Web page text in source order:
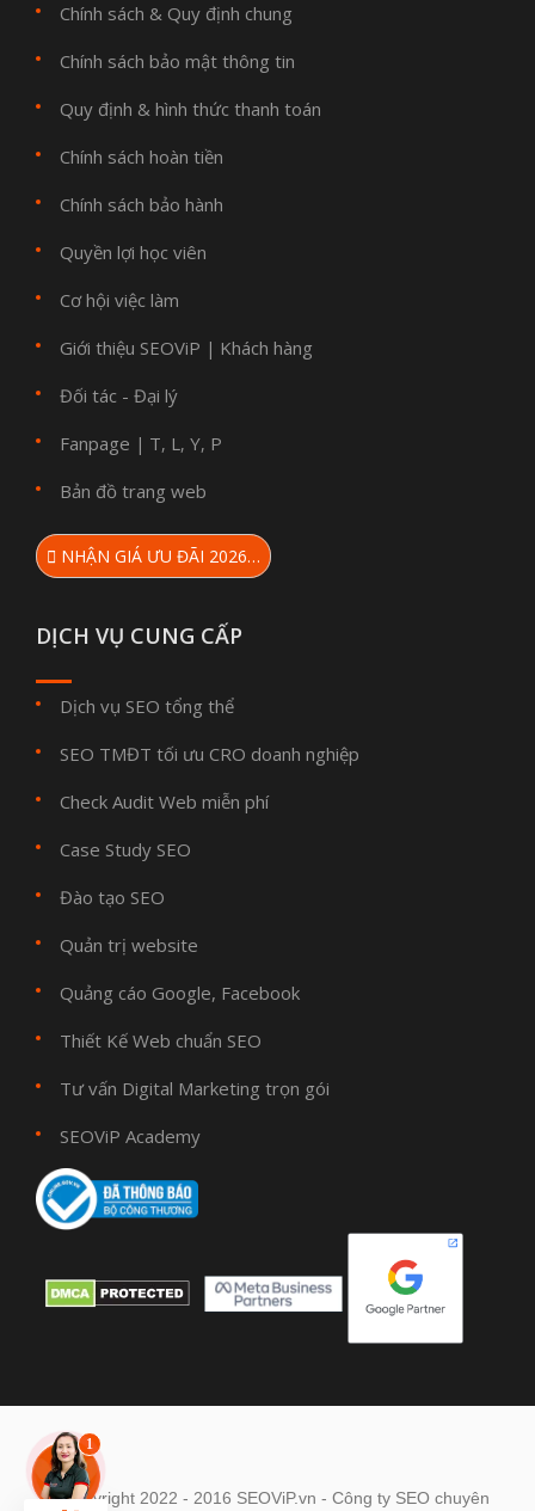
Chính sách & Quy định chung
Chính sách bảo mật thông tin
Quy định & hình thức thanh toán
Chính sách hoàn tiền
Chính sách bảo hành
Quyền lợi học viên
Cơ hội việc làm
Giới thiệu SEOViP | Khách hàng
Đối tác - Đại lý
Fanpage | T, L, Y, P
Bản đồ trang web
NHẬN GIÁ ƯU ĐÃI 2026…
DỊCH VỤ CUNG CẤP
Dịch vụ SEO tổng thể
SEO TMĐT tối ưu CRO doanh nghiệp
Check Audit Web miễn phí
Case Study SEO
Đào tạo SEO
Quản trị website
Quảng cáo Google, Facebook
Thiết Kế Web chuẩn SEO
Tư vấn Digital Marketing trọn gói
SEOViP Academy
© Copyright 2022 - 2016 SEOViP.vn - Công ty SEO chuyên